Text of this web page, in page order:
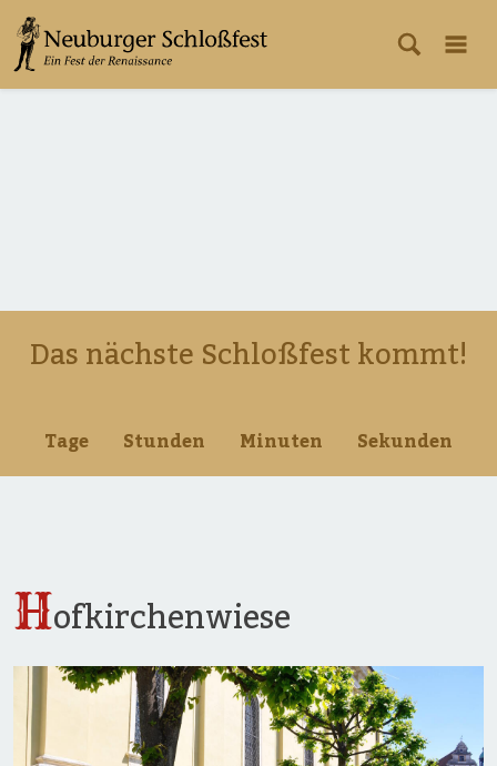
Das nächste Schloßfest kommt!
Tage Stunden Minuten Sekunden
Hofkirchenwiese